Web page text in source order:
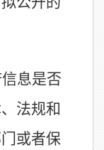
息是否
法规和
或者保